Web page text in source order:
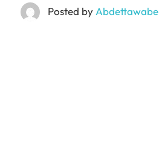
Posted by Abdettawabe